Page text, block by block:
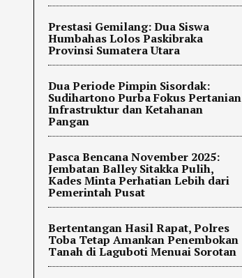
Prestasi Gemilang: Dua Siswa
Humbahas Lolos Paskibraka
Provinsi Sumatera Utara
Dua Periode Pimpin Sisordak:
Sudihartono Purba Fokus Pertanian
Infrastruktur dan Ketahanan
Pangan
Pasca Bencana November 2025:
Jembatan Balley Sitakka Pulih,
Kades Minta Perhatian Lebih dari
Pemerintah Pusat
Bertentangan Hasil Rapat, Polres
Toba Tetap Amankan Penembokan
Tanah di Laguboti Menuai Sorotan